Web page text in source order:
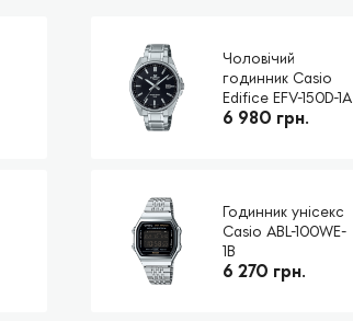
Чоловічий
годинник Casio
Edifice EFV-150D-1A
6 980 грн.
Годинник унісекс
Casio ABL-100WE-
1B
6 270 грн.